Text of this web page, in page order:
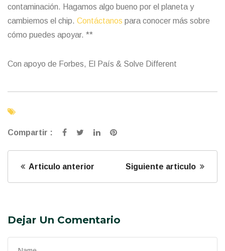
contaminación. Hagamos algo bueno por el planeta y
cambiemos el chip. Contáctanos para conocer más sobre
cómo puedes apoyar. **
Con apoyo de Forbes, El País & Solve Different
Compartir :
Articulo anterior Siguiente articulo
Dejar Un Comentario